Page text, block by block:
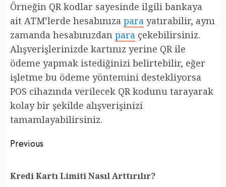
Örneğin QR kodlar sayesinde ilgili bankaya
ait ATM’lerde hesabınıza para yatırabilir, aynı
zamanda hesabınızdan para çekebilirsiniz.
Alışverişlerinizde kartınız yerine QR ile
ödeme yapmak istediğinizi belirtebilir, eğer
işletme bu ödeme yöntemini destekliyorsa
POS cihazında verilecek QR kodunu tarayarak
kolay bir şekilde alışverişinizi
tamamlayabilirsiniz.
Post
Previous
Kredi Kartı Limiti Nasıl Arttırılır?